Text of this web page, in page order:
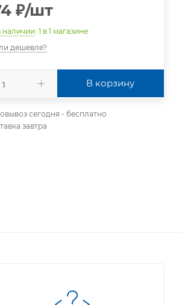
₽/шт
наличии: 1 в 1 магазине
дешевле?
В корзину
сегодня - бесплатно
завтра